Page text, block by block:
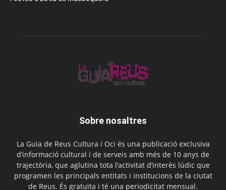
Sobre nosaltres
La Guia de Reus Cultura i Oci és una publicació exclusiva
d’informació cultural i de serveis amb més de 10 anys de
trajectòria, que aglutina tota l’activitat d’interès lúdic que
programen les principals entitats i institucions de la ciutat
de Reus. És gratuïta i té una periodicitat mensual.